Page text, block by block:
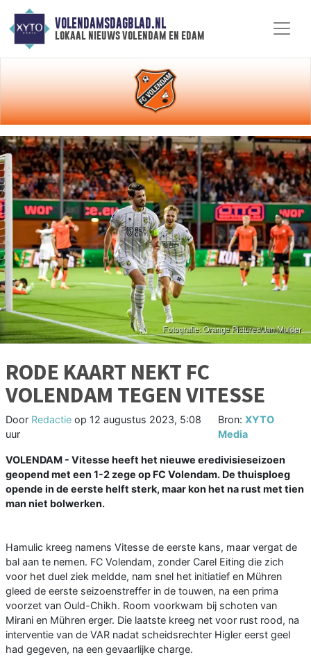
VOLENDAMSDAGBLAD.NL
lokaal nieuws volendam en edam
RODE KAART NEKT FC
VOLENDAM TEGEN VITESSE
Door Redactie op 12 augustus 2023, 5:08
uur
Bron: XYTO
Media
VOLENDAM - Vitesse heeft het nieuwe eredivisieseizoen
geopend met een 1-2 zege op FC Volendam. De thuisploeg
opende in de eerste helft sterk, maar kon het na rust met tien
man niet bolwerken.
Hamulic kreeg namens Vitesse de eerste kans, maar vergat de
bal aan te nemen. FC Volendam, zonder Carel Eiting die zich
voor het duel ziek meldde, nam snel het initiatief en Mühren
gleed de eerste seizoenstreffer in de touwen, na een prima
voorzet van Ould-Chikh. Room voorkwam bij schoten van
Mirani en Mühren erger. Die laatste kreeg net voor rust rood, na
interventie van de VAR nadat scheidsrechter Higler eerst geel
had gegeven, na een gevaarlijke charge.